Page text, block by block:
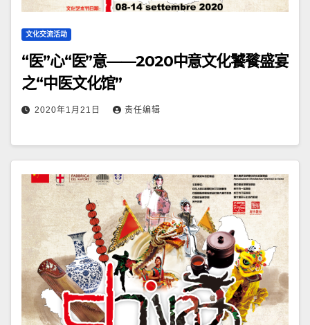
文化交流活动
“医”心“医”意——2020中意文化饕餮盛宴
之“中医文化馆”
2020年1月21日 责任编辑